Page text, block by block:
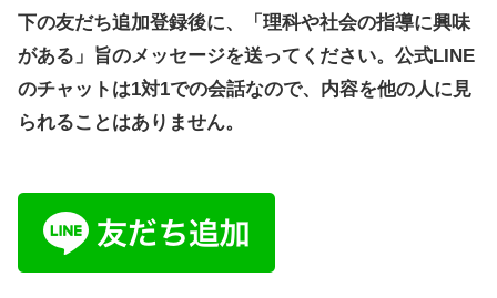
下の友だち追加登録後に、「理科や社会の指導に興味
がある」旨のメッセージを送ってください。公式LINE
のチャットは1対1での会話なので、内容を他の人に見
られることはありません。